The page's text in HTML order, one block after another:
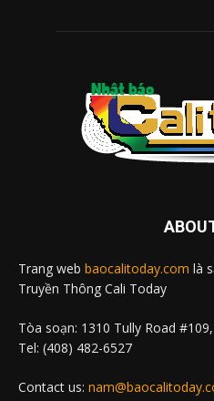
Trang web baocalitoday.com là
Truyền Thông Cali Today
Tòa soạn: 1310 Tully Road
Tel: (408) 482-6527
Contact us: